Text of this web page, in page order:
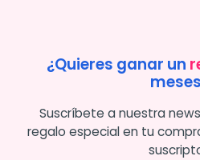
¿Quieres ganar un
Suscríbete a nuestra
regalo especial en tu